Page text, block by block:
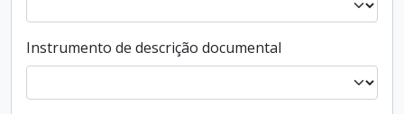
Instrumento de descrição documental